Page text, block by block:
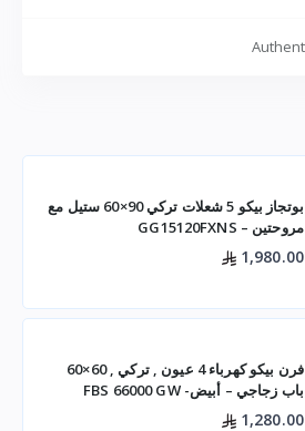
بوتجاز بيكو 5 شعلات تركي 90×60 ستيل مع
مروحتين – GG15120FXNS
1,980.00
فرن بيكو كهرباء 4 عيون , تركي , 60×60
باب زجاجي – أبيض- FBS 66000 GW
1,280.00